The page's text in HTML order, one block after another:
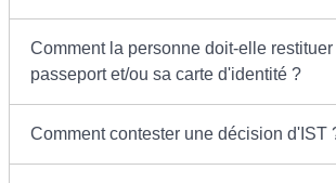
Comment la personne doit-elle restituer
passeport et/ou sa carte d'identité ?
Comment contester une décision d'IST